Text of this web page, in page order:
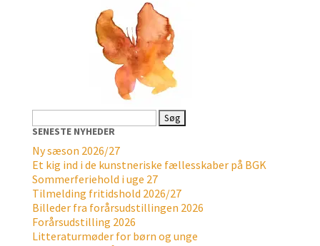
efter:
SENESTE NYHEDER
Ny sæson 2026/27
Et kig ind i de kunstneriske fællesskaber på BGK
Sommerferiehold i uge 27
Tilmelding fritidshold 2026/27
Billeder fra forårsudstillingen 2026
Forårsudstilling 2026
Litteraturmøder for børn og unge